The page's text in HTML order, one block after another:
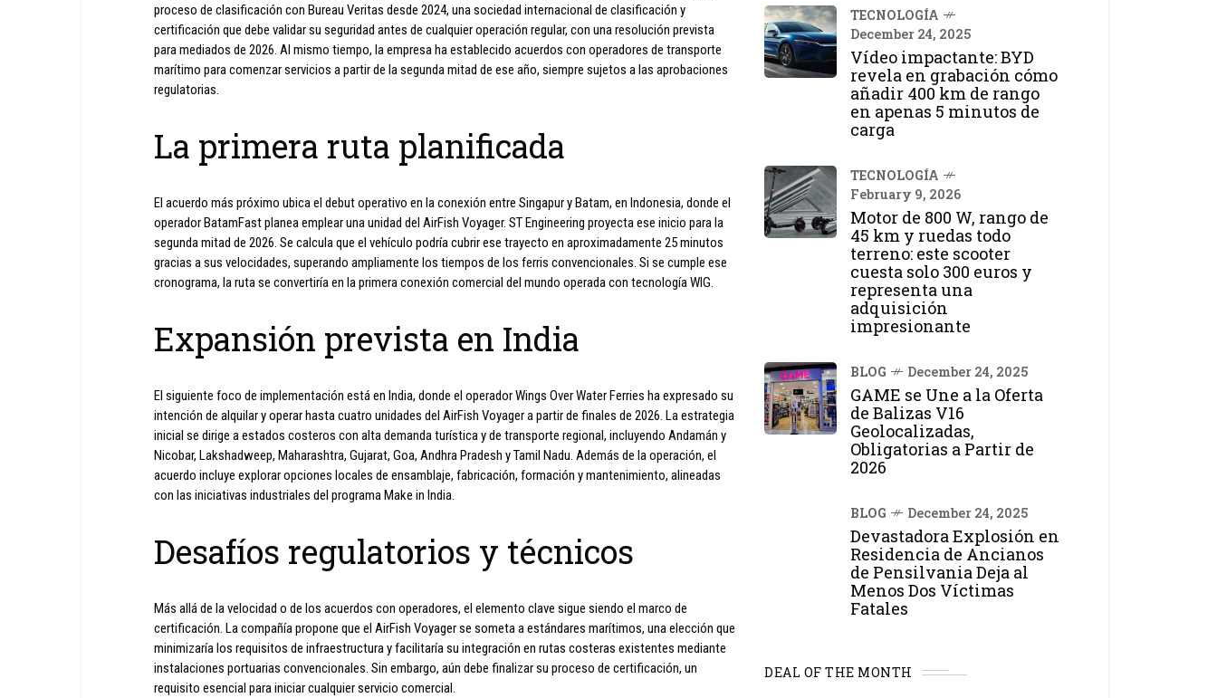
proceso de clasificación con Bureau Veritas desde 2024, una sociedad internacional de clasificación y
certificación que debe validar su seguridad antes de cualquier operación regular, con una resolución prevista
para mediados de 2026. Al mismo tiempo, la empresa ha establecido acuerdos con operadores de transporte
marítimo para comenzar servicios a partir de la segunda mitad de ese año, siempre sujetos a las aprobaciones
regulatorias.
La primera ruta planificada
El acuerdo más próximo ubica el debut operativo en la conexión entre Singapur y Batam, en Indonesia, donde el
operador BatamFast planea emplear una unidad del AirFish Voyager. ST Engineering proyecta ese inicio para la
segunda mitad de 2026. Se calcula que el vehículo podría cubrir ese trayecto en aproximadamente 25 minutos
gracias a sus velocidades, superando ampliamente los tiempos de los ferris convencionales. Si se cumple ese
cronograma, la ruta se convertiría en la primera conexión comercial del mundo operada con tecnología WIG.
Expansión prevista en India
El siguiente foco de implementación está en India, donde el operador Wings Over Water Ferries ha expresado su
intención de alquilar y operar hasta cuatro unidades del AirFish Voyager a partir de finales de 2026. La estrategia
inicial se dirige a estados costeros con alta demanda turística y de transporte regional, incluyendo Andamán y
Nicobar, Lakshadweep, Maharashtra, Gujarat, Goa, Andhra Pradesh y Tamil Nadu. Además de la operación, el
acuerdo incluye explorar opciones locales de ensamblaje, fabricación, formación y mantenimiento, alineadas
con las iniciativas industriales del programa Make in India.
Desafíos regulatorios y técnicos
Más allá de la velocidad o de los acuerdos con operadores, el elemento clave sigue siendo el marco de
certificación. La compañía propone que el AirFish Voyager se someta a estándares marítimos, una elección que
minimizaría los requisitos de infraestructura y facilitaría su integración en rutas costeras existentes mediante
instalaciones portuarias convencionales. Sin embargo, aún debe finalizar su proceso de certificación, un
requisito esencial para iniciar cualquier servicio comercial.
TECNOLOGÍA
December 24, 2025
Vídeo impactante: BYD
revela en grabación cómo
añadir 400 km de rango
en apenas 5 minutos de
carga
TECNOLOGÍA
February 9, 2026
Motor de 800 W, rango de
45 km y ruedas todo
terreno: este scooter
cuesta solo 300 euros y
representa una
adquisición
impresionante
BLOG December 24, 2025
GAME se Une a la Oferta
de Balizas V16
Geolocalizadas,
Obligatorias a Partir de
2026
BLOG December 24, 2025
Devastadora Explosión en
Residencia de Ancianos
de Pensilvania Deja al
Menos Dos Víctimas
Fatales
DEAL OF THE MONTH